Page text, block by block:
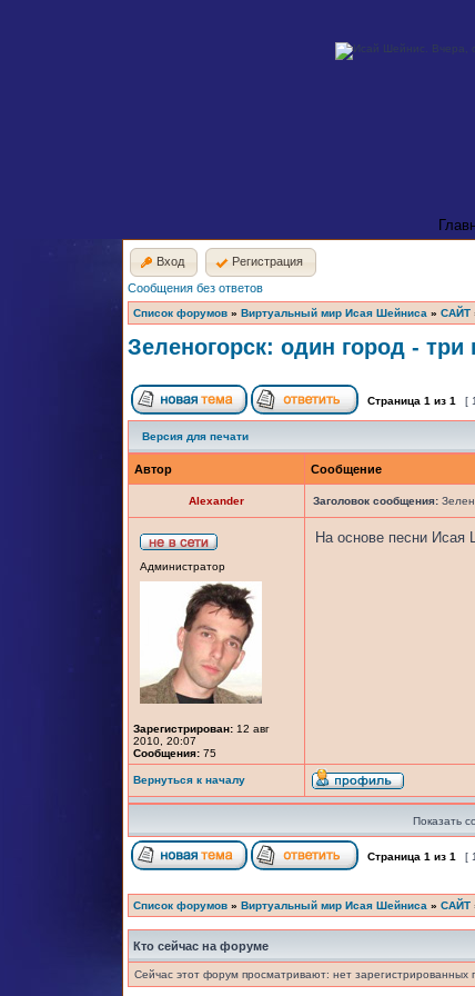
Вход Регистрация
Сообщения без ответов
Список форумов » Виртуальный мир Исая Шейниса » САЙТ
Зеленогорск: один город - три
Страница 1 из 1 [
Версия для печати
Автор Сообщение
Alexander Заголовок сообщения:
Администратор
Зарегистрирован: 12 авг
2010, 20:07
Сообщения: 75
На основе песни Исая
Вернуться к началу
Показать
Страница 1 из 1 [
Список форумов » Виртуальный мир Исая Шейниса » САЙТ
Кто сейчас на форуме
Сейчас этот форум просматривают: нет зарегистрированных